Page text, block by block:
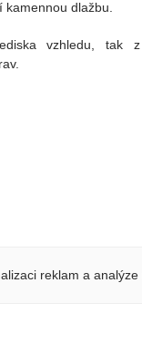
kamennou dlažbu.
vzhledu, tak z
reklam a